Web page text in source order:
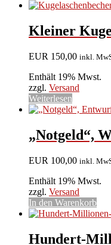
Kleiner
EUR 150,00 inkl.
Enthält 19% Mwst.
zzgl. Versand
Weiterlesen
„Notgeld“,
EUR 100,00 inkl.
Enthält 19% Mwst.
zzgl. Versand
In den Warenkorb
Hundert-